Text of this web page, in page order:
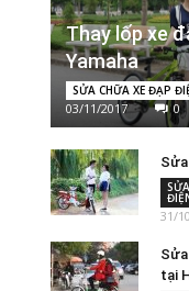
Thay lốp xe
Yamaha
SỬA CHỮA XE ĐẠP
03/11/2017 0
31/
tại